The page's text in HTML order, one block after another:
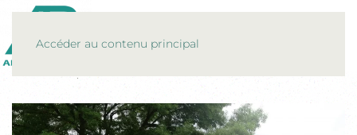
Accéder au contenu principal